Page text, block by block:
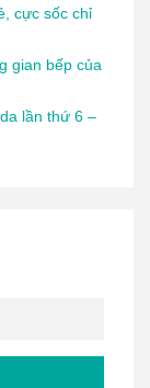
cực sốc chỉ
gian bếp của
lần thứ 6 –